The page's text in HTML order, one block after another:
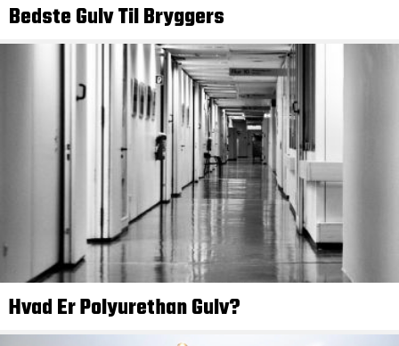
Bedste Gulv Til Bryggers
Hvad Er Polyurethan Gulv?